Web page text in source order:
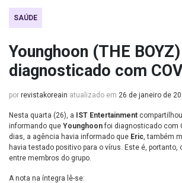
SAÚDE
Younghoon (THE
diagnosticado com
por revistakoreain atualizado em 26 de janeiro de
Nesta quarta (26), a IST Entertainment
informando que Younghoonfoi diagnosticado com
dias, a agência havia informado que Eric , também
havia testado positivo para o vírus. Este é, portanto,
entre membros do grupo.
A nota na íntegra lê-se: